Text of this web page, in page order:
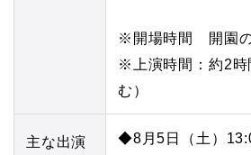
※開場時間 開園
※上演時間：約2時
む）
主な出演
◆8月5日（土）